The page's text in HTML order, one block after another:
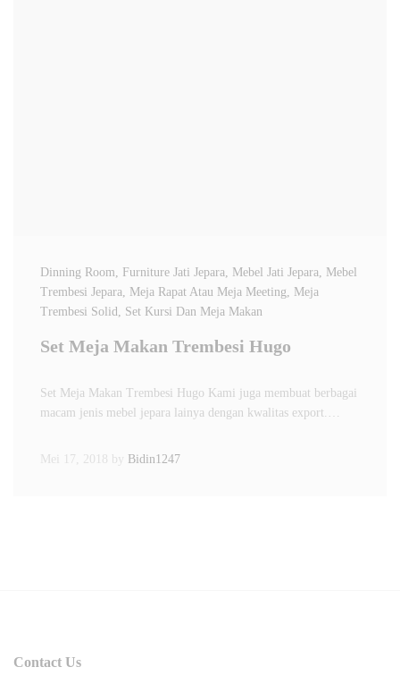
Dinning Room, Furniture Jati Jepara, Mebel Jati Jepara, Mebel
Trembesi Jepara, Meja Rapat Atau Meja Meeting, Meja
Trembesi Solid , Set Kursi Dan Meja Makan
Set Meja Makan Trembesi Hugo
Set Meja Makan Trembesi Hugo Kami juga membuat berbagai
macam jenis mebel jepara lainya dengan kwalitas export.…
Mei 17, 2018 by Bidin1247
Contact Us